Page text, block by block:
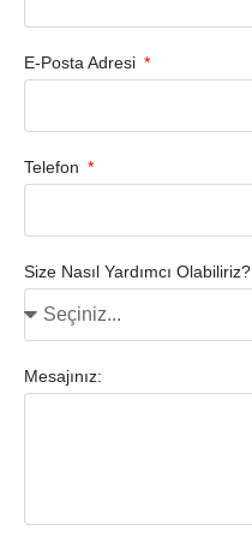
E-Posta Adresi
Telefon
Size Nasıl Yardımcı Olabiliriz?
Mesajınız: